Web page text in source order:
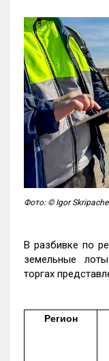
Фото: © Igor
В разбивке по
земельные
торгах
Регион